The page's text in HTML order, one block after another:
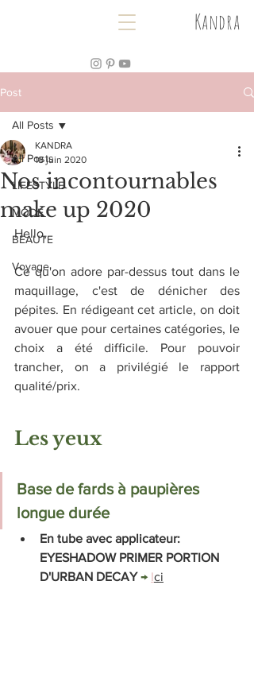
Kandra
Post
All Posts
LIFESTYLE
MODE
BEAUTE
Voyage
All Posts
Nos incontournables
make up 2020
KANDRA
18 juin 2020
Hello,
Ce qu'on adore par-dessus tout dans le
maquillage, c'est de dénicher des
pépites. En rédigeant cet article, on doit
avouer que pour certaines catégories, le
choix a été difficile. Pour pouvoir
trancher, on a privilégié le rapport
qualité/prix.
Les yeux
Base de fards à paupières
longue durée
En tube avec applicateur:
EYESHADOW PRIMER PORTION
D'URBAN DECAY → Ici